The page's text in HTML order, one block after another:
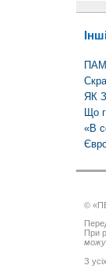
ЯК
Що
«В
©
При
З